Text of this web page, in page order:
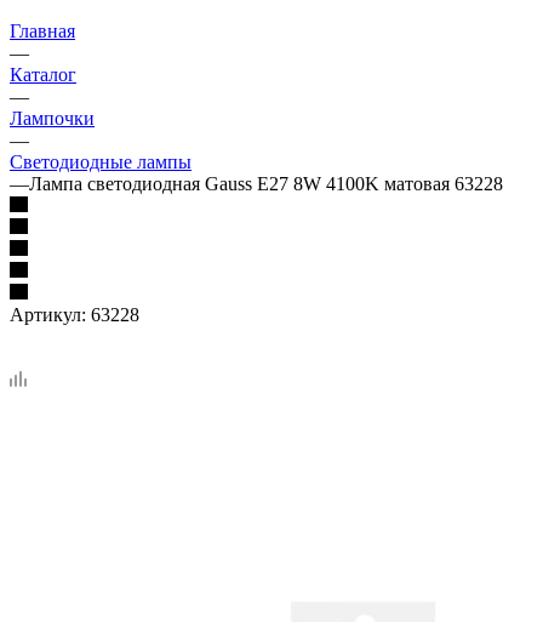
Главная
—
Каталог
—
Лампочки
—
Светодиодные лампы
—Лампа светодиодная Gauss E27 8W 4100K матовая 63228
Артикул: 63228